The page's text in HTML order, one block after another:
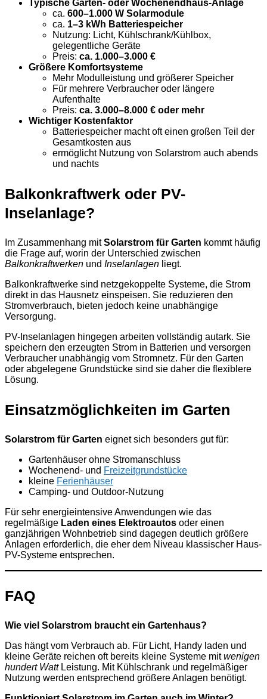
Typische Garten- oder Wochenendhaus-Anlage
ca. 600–1.000 W Solarmodule
ca. 1–3 kWh Batteriespeicher
Nutzung: Licht, Kühlschrank/Kühlbox,
gelegentliche Geräte
Preis: ca. 1.000–3.000 €
Größere Komfortsysteme
Mehr Modulleistung und größerer Speicher
Für mehrere Verbraucher oder längere
Aufenthalte
Preis: ca. 3.000–8.000 € oder mehr
Wichtiger Kostenfaktor
Batteriespeicher macht oft einen großen Teil der
Gesamtkosten aus
ermöglicht Nutzung von Solarstrom auch abends
und nachts
Balkonkraftwerk oder PV-
Inselanlage?
Im Zusammenhang mitSolarstrom für Garten kommt häufig
die Frage auf, worin der Unterschied zwischen
Balkonkraftwerken und Inselanlagen liegt.
Balkonkraftwerke sind netzgekoppelte Systeme, die Strom
direkt in das Hausnetz einspeisen. Sie reduzieren den
Stromverbrauch, bieten jedoch keine unabhängige
Versorgung.
PV-Inselanlagen hingegen arbeiten vollständig autark. Sie
speichern den erzeugten Strom in Batterien und versorgen
Verbraucher unabhängig vom Stromnetz. Für den Garten
oder abgelegene Grundstücke sind sie daher die flexiblere
Lösung.
Einsatzmöglichkeiten im Garten
Solarstrom für Garten eignet sich besonders gut für:
Gartenhäuser ohne Stromanschluss
Wochenend- und Freizeitgrundstücke
kleine Ferienhäuser
Camping- und Outdoor-Nutzung
Für sehr energieintensive Anwendungen wie das
regelmäßige Laden eines Elektroautos oder einen
ganzjährigen Wohnbetrieb sind dagegen deutlich größere
Anlagen erforderlich, die eher dem Niveau klassischer Haus-
PV-Systeme entsprechen.
FAQ
Wie viel Solarstrom braucht ein Gartenhaus?
Das hängt vom Verbrauch ab. Für Licht, Handy laden und
kleine Geräte reichen oft bereits kleine Systeme mitwenigen
hundert WattLeistung. Mit Kühlschrank und regelmäßiger
Nutzung werden entsprechend größere Anlagen benötigt.